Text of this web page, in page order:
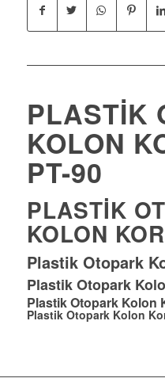
PLASTIK
KOLON
PT-90
PLASTIK
KOLON
Plastik Otopark
Plastik Otopark
Plastik Otopark Kolon
Plastik Otopark Kolon